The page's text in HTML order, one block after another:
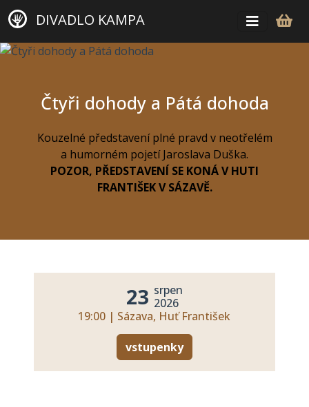
DIVADLO KAMPA
Čtyři dohody a Pátá dohoda
Kouzelné představení plné pravd v neotřelém
a humorném pojetí Jaroslava Duška.
POZOR, PŘEDSTAVENÍ SE KONÁ V HUTI
FRANTIŠEK V SÁZAVĚ.
23 srpen
2026
19:00 | Sázava, Huť František
vstupenky